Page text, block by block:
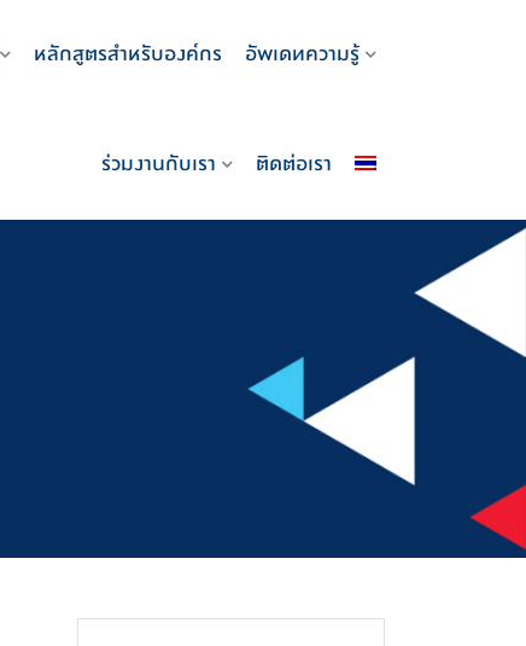
หลักสูตรสำหรับองค์กร อัพเดทความรู้
ร่วมงานกับเรา ติดต่อเรา